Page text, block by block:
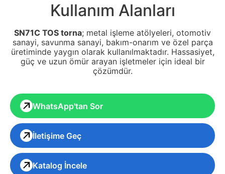
Kullanım Alanları
SN71C TOS torna; metal işleme atölyeleri, otomotiv
sanayi, savunma sanayi, bakım-onarım ve özel parça
üretiminde yaygın olarak kullanılmaktadır. Hassasiyet,
güç ve uzun ömür arayan işletmeler için ideal bir
çözümdür.
İletişime Geç
Katalog İncele
WhatsApp'tan Sor